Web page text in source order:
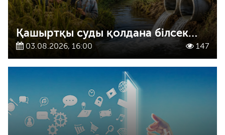
Қашыртқы суды қолдана білсек…
03.08.2026, 16:00 147